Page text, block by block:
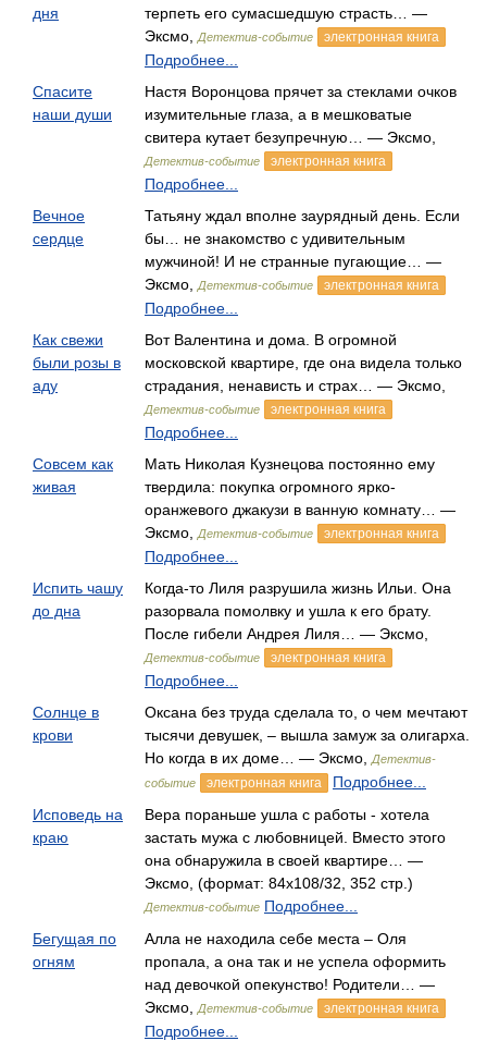
дня
терпеть его сумасшедшую страсть… —
Эксмо,
Детектив-событие электронная книга
Подробнее...
Спасите
наши души
Настя Воронцова прячет за стеклами очков
изумительные глаза, а в мешковатые
свитера кутает безупречную… — Эксмо,
Детектив-событие электронная книга
Подробнее...
Вечное
сердце
Татьяну ждал вполне заурядный день. Если
бы… не знакомство с удивительным
мужчиной! И не странные пугающие… —
Эксмо,
Детектив-событие электронная книга
Подробнее...
Как свежи
были розы в
аду
Вот Валентина и дома. В огромной
московской квартире, где она видела только
страдания, ненависть и страх… — Эксмо,
Детектив-событие электронная книга
Подробнее...
Совсем как
живая
Мать Николая Кузнецова постоянно ему
твердила: покупка огромного ярко-
оранжевого джакузи в ванную комнату… —
Эксмо,
Детектив-событие электронная книга
Подробнее...
Испить чашу
до дна
Когда-то Лиля разрушила жизнь Ильи. Она
разорвала помолвку и ушла к его брату.
После гибели Андрея Лиля… — Эксмо,
Детектив-событие электронная книга
Подробнее...
Солнце в
крови
Оксана без труда сделала то, о чем мечтают
тысячи девушек, – вышла замуж за олигарха.
Но когда в их доме… — Эксмо,
Детектив-
событие
электронная книга
Подробнее...
Исповедь на
краю
Вера пораньше ушла с работы - хотела
застать мужа с любовницей. Вместо этого
она обнаружила в своей квартире… —
Эксмо, (формат: 84x108/32, 352 стр.)
Детектив-событие Подробнее...
Бегущая по
огням
Алла не находила себе места – Оля
пропала, а она так и не успела оформить
над девочкой опекунство! Родители… —
Эксмо,
Детектив-событие электронная книга
Подробнее...